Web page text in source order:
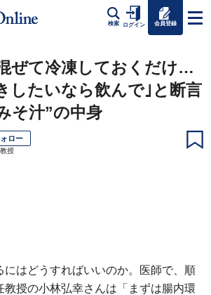
検索 ログイン 会員登録
ぜて冷凍しておくだけ…
したいなら飲んで｣と断言
そ汁”の中身
ロー
授
にはどうすればいいのか。医師で、順
教授の小林弘幸さんは「まずは腸内環